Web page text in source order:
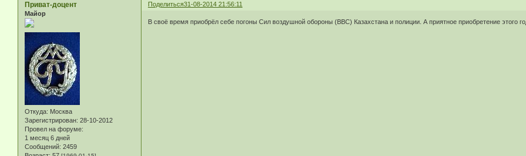
Поделиться31-08-2014 21:56:11
Приват-доцент
Майор
Откуда: Москва
Зарегистрирован: 28-10-2012
Провел на форуме:
1 месяц 6 дней
Сообщений: 2459
В своё время приобрёл себе погоны Сил воздушной обороны (ВВС) Казахстана и полиции. А приятное приобретение этого